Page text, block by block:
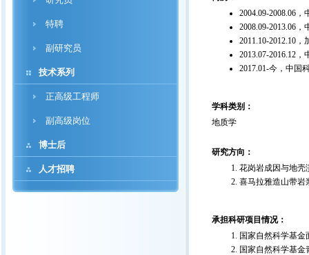
特聘
副研究员
技术系列
正高级工程师
副高级岗位
博士后
人才招聘
2004.09-2008.06
2008.09-2013.06
2011.10-2012.10
2013.07-2016.12
2017.01-今，中国
学科类别：
地质学
研究方向：
花岗岩成因与地
喜马拉雅造山带岩
承担科研项目情况：
国家自然科学基金
国家自然科学基金